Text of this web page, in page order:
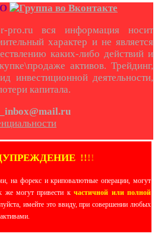
pro.ru вся информация носит
характер и не является
каких-либо действий и
активов. Трейдинг,
инвестиционной деятельности,
капитала.
!!!!
на форекс и криповалютные операции, могут
же могут привести кчастичной или полной
имейте это ввиду, при совершении любых